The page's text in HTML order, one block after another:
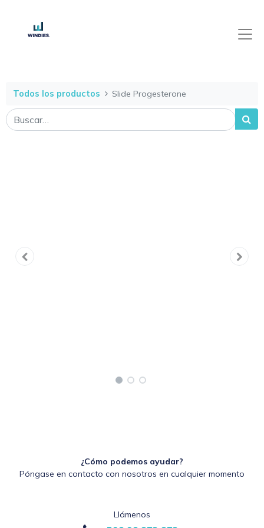
Todos los productos Slide Progesterone
¿Cómo podemos ayudar?
Póngase en contacto con nosotros en cualquier momento
Llámenos